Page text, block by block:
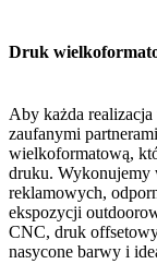
Druk
Aby każda
zaufanymi
wielkoformatową,
druku. Wykonujemy
reklamowych,
ekspozycji
CNC, druk
nasycone barwy i